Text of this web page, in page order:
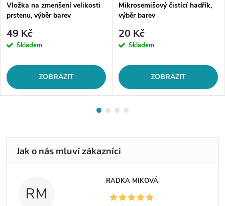
Vložka na zmenšení velikosti
prstenu, výběr barev
49 Kč
Skladem
ZOBRAZIT
Mikrosemišový čistící hadřík,
výběr barev
20 Kč
Skladem
ZOBRAZIT
RM
RADKA MIKOVÁ